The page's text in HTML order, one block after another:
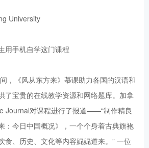
University
用手机自学这门课程
，《风从东方来》慕课助力各国的汉语和
了宝贵的在线教学资源和网络题库。加拿
Journal对课程进行了报道——“制作精良
：今日中国概况》，一个个身着古典旗袍
食、历史、文化等内容娓娓道来。” 一位